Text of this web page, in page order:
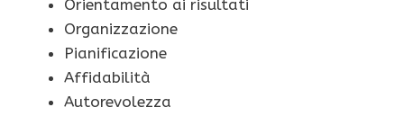
Orientamento ai risultati
Organizzazione
Pianificazione
Affidabilità
Autorevolezza